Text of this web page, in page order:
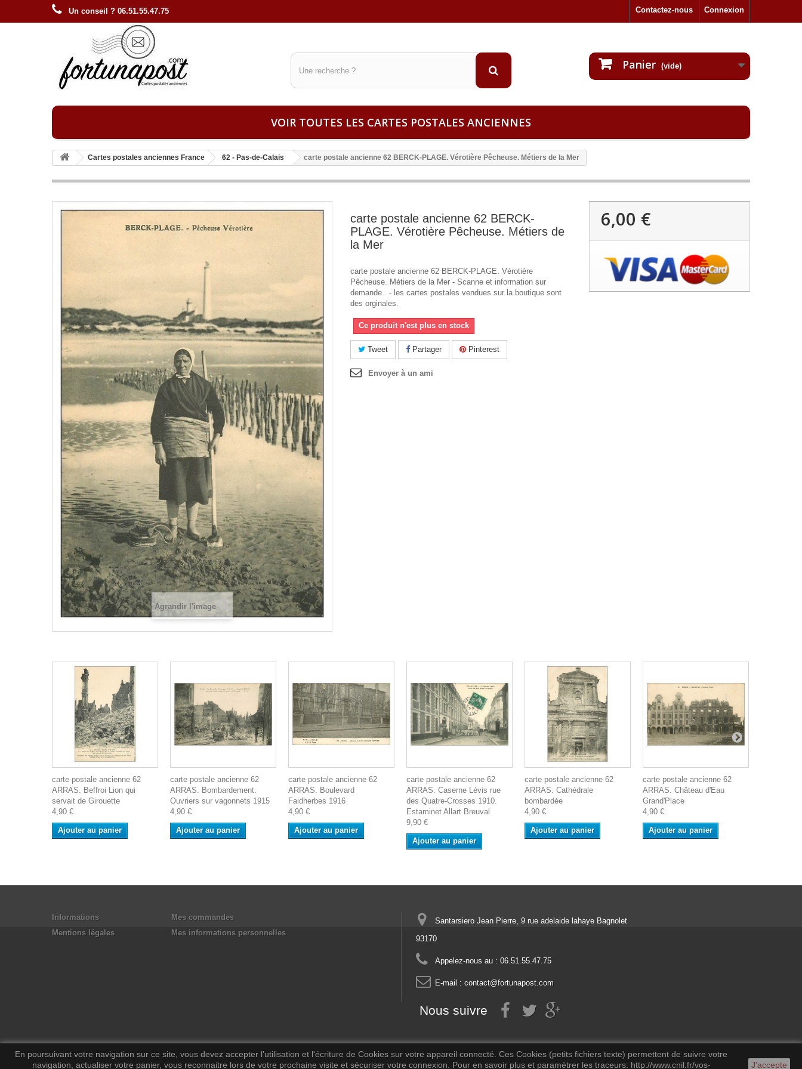
Connexion
Contactez-nous
Un conseil ? 06.51.55.47.75
Panier (vide)
VOIR TOUTES LES CARTES POSTALES ANCIENNES
Cartes postales anciennes France 62 - Pas-de-Calais carte postale ancienne 62 BERCK-PLAGE. Vérotière Pêcheuse. Métiers de la Mer
Agrandir l'image
carte postale ancienne 62 BERCK-
PLAGE. Vérotière Pêcheuse. Métiers de
la Mer
carte postale ancienne 62 BERCK-PLAGE. Vérotière
Pêcheuse. Métiers de la Mer - Scanne et information sur
demande. - les cartes postales vendues sur la boutique sont
des orginales.
Ce produit n'est plus en stock
Tweet Partager Pinterest
Envoyer à un ami
6,00 €
carte postale ancienne 62
ARRAS. Beffroi Lion qui
servait de Girouette
4,90 €
Ajouter au panier
carte postale ancienne 62
ARRAS. Bombardement.
Ouvriers sur vagonnets 1915
4,90 €
Ajouter au panier
carte postale ancienne 62
ARRAS. Boulevard
Faidherbes 1916
4,90 €
Ajouter au panier
carte postale ancienne 62
ARRAS. Caserne Lévis rue
des Quatre-Crosses 1910.
Estaminet Allart Breuval
9,90 €
Ajouter au panier
carte postale ancienne 62
ARRAS. Cathédrale
bombardée
4,90 €
Ajouter au panier
carte postale ancienne 62
ARRAS. Château d'Eau
Grand'Place
4,90 €
Ajouter au panier
Informations
Mentions légales
Mes commandes
Mes informations personnelles
Santarsiero Jean Pierre, 9 rue adelaide lahaye Bagnolet
93170
Appelez-nous au : 06.51.55.47.75
E-mail : contact@fortunapost.com
Nous suivre
En poursuivant votre navigation sur ce site, vous devez accepter l’utilisation et l'écriture de Cookies sur votre appareil connecté. Ces Cookies (petits fichiers texte) permettent de suivre votre
navigation, actualiser votre panier, vous reconnaitre lors de votre prochaine visite et sécuriser votre connexion. Pour en savoir plus et paramétrer les traceurs: http://www.cnil.fr/vos-
J'accepte